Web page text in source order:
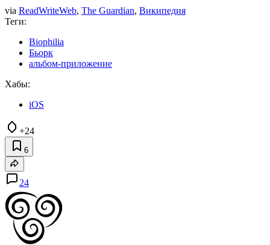
via ReadWriteWeb, The Guardian, Википедия
Теги:
Biophilia
Бьорк
альбом-приложение
Хабы:
iOS
+24
6
24